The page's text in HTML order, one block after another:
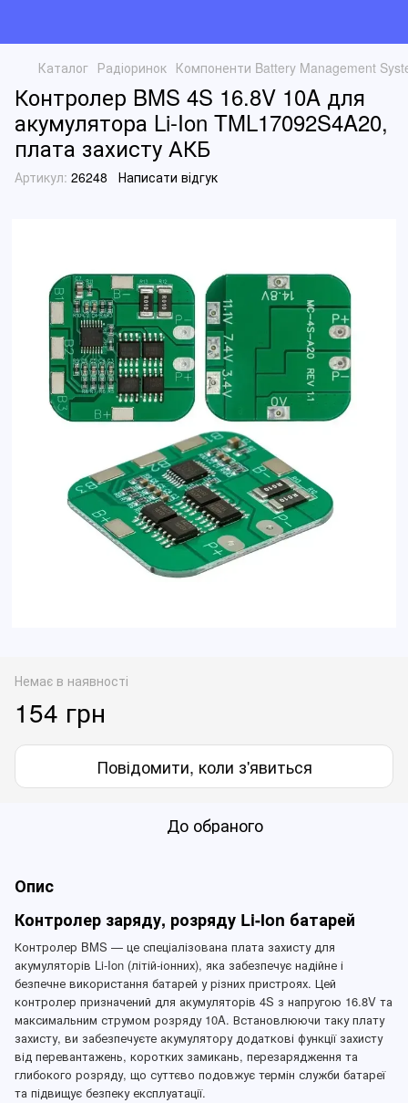
Каталог Радіоринок Компоненти Battery Management
Контролер BMS 4S 16.8V 10A для
акумулятора Li-Ion TML17092S4A20,
плата захисту АКБ
Артикул: 26248 Написати відгук
Немає в наявності
154 грн
Повідомити, коли з'явиться
До обраного
Опис
Контролер заряду, розряду Li-Ion батарей
Контролер BMS — це спеціалізована плата захисту для
акумуляторів Li-Ion (літій-іонних), яка забезпечує надійне і
безпечне використання батарей у різних пристроях. Цей
контролер призначений для акумуляторів 4S з напругою 16.8V та
максимальним струмом розряду 10A. Встановлюючи таку плату
захисту, ви забезпечуєте акумулятору додаткові функції захисту
від перевантажень, коротких замикань, перезарядження та
глибокого розряду, що суттєво подовжує термін служби батареї
та підвищує безпеку експлуатації.